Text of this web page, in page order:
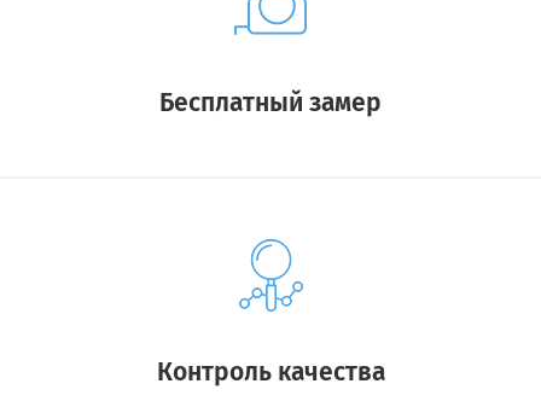
Бесплатный замер
Контроль качества